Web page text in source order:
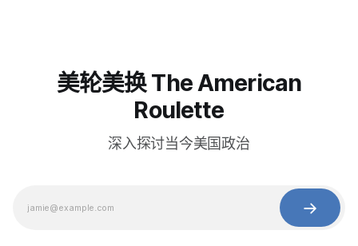
美轮美换 The American
Roulette
深入探讨当今美国政治